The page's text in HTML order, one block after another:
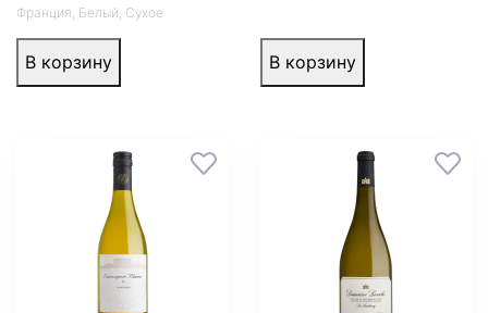
Франция Белый Сухое
В корзину В корзину